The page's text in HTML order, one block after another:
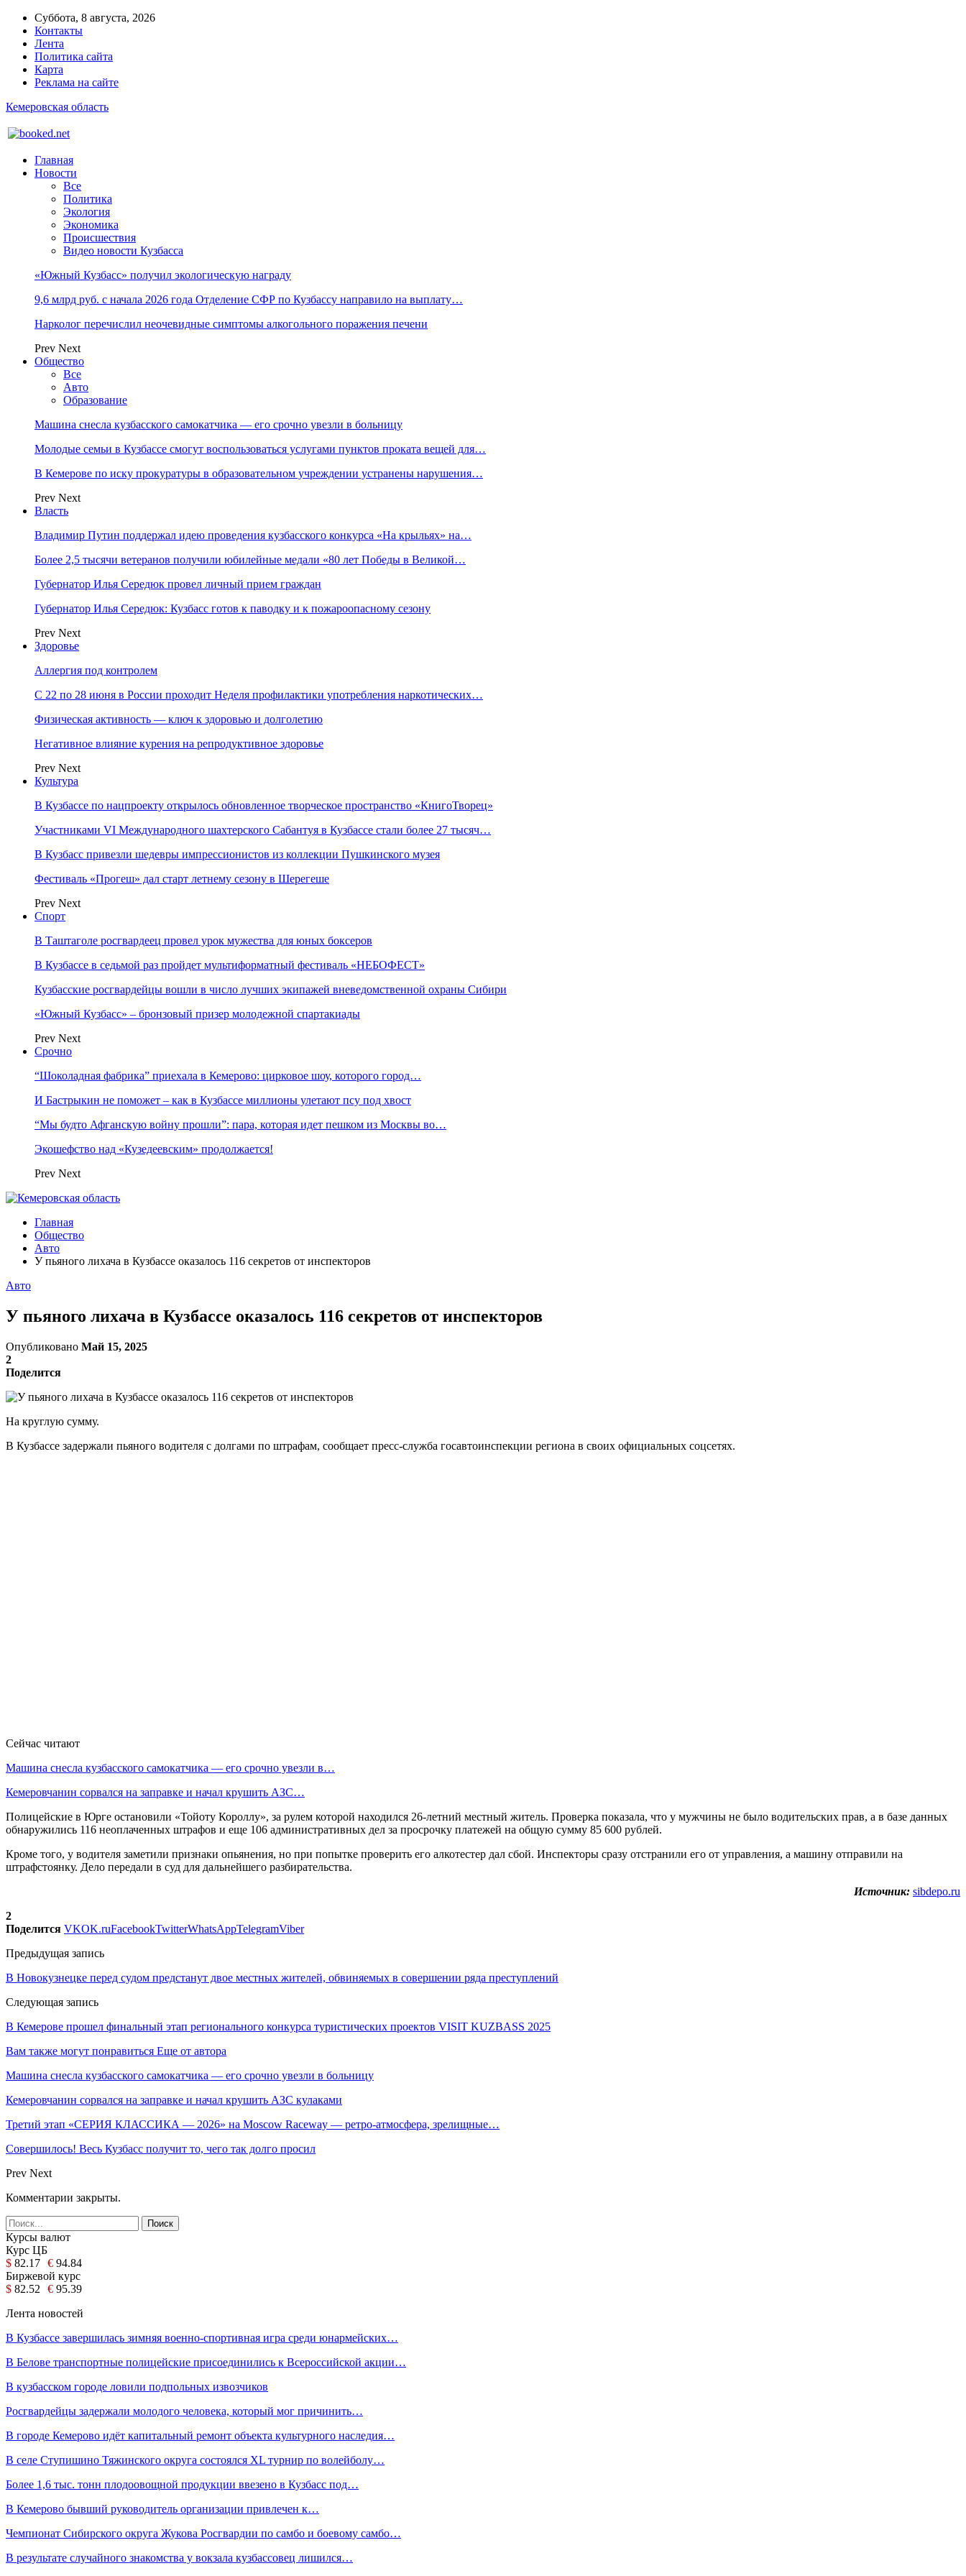
Суббота, 8 августа, 2026
Контакты
Лента
Политика сайта
Карта
Реклама на сайте
Кемеровская область
Главная
Новости
Все
Политика
Экология
Экономика
Происшествия
Видео новости Кузбасса
«Южный Кузбасс» получил экологическую награду
9,6 млрд руб. с начала 2026 года Отделение СФР по Кузбассу направило на выплату…
Нарколог перечислил неочевидные симптомы алкогольного поражения печени
Prev Next
Общество
Все
Авто
Образование
Машина снесла кузбасского самокатчика — его срочно увезли в больницу
Молодые семьи в Кузбассе смогут воспользоваться услугами пунктов проката вещей для…
В Кемерове по иску прокуратуры в образовательном учреждении устранены нарушения…
Prev Next
Власть
Владимир Путин поддержал идею проведения кузбасского конкурса «На крыльях» на…
Более 2,5 тысячи ветеранов получили юбилейные медали «80 лет Победы в Великой…
Губернатор Илья Середюк провел личный прием граждан
Губернатор Илья Середюк: Кузбасс готов к паводку и к пожароопасному сезону
Prev Next
Здоровье
Аллергия под контролем
С 22 по 28 июня в России проходит Неделя профилактики употребления наркотических…
Физическая активность — ключ к здоровью и долголетию
Негативное влияние курения на репродуктивное здоровье
Prev Next
Культура
В Кузбассе по нацпроекту открылось обновленное творческое пространство «КнигоТворец»
Участниками VI Международного шахтерского Сабантуя в Кузбассе стали более 27 тысяч…
В Кузбасс привезли шедевры импрессионистов из коллекции Пушкинского музея
Фестиваль «Прогеш» дал старт летнему сезону в Шерегеше
Prev Next
Спорт
В Таштаголе росгвардеец провел урок мужества для юных боксеров
В Кузбассе в седьмой раз пройдет мультиформатный фестиваль «НЕБОФЕСТ»
Кузбасские росгвардейцы вошли в число лучших экипажей вневедомственной охраны Сибири
«Южный Кузбасс» – бронзовый призер молодежной спартакиады
Prev Next
Срочно
“Шоколадная фабрика” приехала в Кемерово: цирковое шоу, которого город…
И Бастрыкин не поможет – как в Кузбассе миллионы улетают псу под хвост
“Мы будто Афганскую войну прошли”: пара, которая идет пешком из Москвы во…
Экошефство над «Кузедеевским» продолжается!
Prev Next
Главная
Общество
Авто
У пьяного лихача в Кузбассе оказалось 116 секретов от инспекторов
Авто
У пьяного лихача в Кузбассе оказалось 116 секретов от инспекторов
Опубликовано Май 15, 2025
2
Поделится
На круглую сумму.
В Кузбассе задержали пьяного водителя с долгами по штрафам, сообщает пресс-служба госавтоинспекции региона в своих официальных соцсетях.
Сейчас читают
Машина снесла кузбасского самокатчика — его срочно увезли в…
Кемеровчанин сорвался на заправке и начал крушить АЗС…
Полицейские в Юрге остановили «Тойоту Короллу», за рулем которой находился 26-летний местный житель. Проверка показала, что у мужчины не было водительских прав, а в базе данных
обнаружились 116 неоплаченных штрафов и еще 106 административных дел за просрочку платежей на общую сумму 85 600 рублей.
Кроме того, у водителя заметили признаки опьянения, но при попытке проверить его алкотестер дал сбой. Инспекторы сразу отстранили его от управления, а машину отправили на
штрафстоянку. Дело передали в суд для дальнейшего разбирательства.
Источник: sibdepo.ru
2
Поделится VKOK.ruFacebookTwitterWhatsAppTelegramViber
Предыдущая запись
В Новокузнецке перед судом предстанут двое местных жителей, обвиняемых в совершении ряда преступлений
Следующая запись
В Кемерове прошел финальный этап регионального конкурса туристических проектов VISIT KUZBASS 2025
Вам также могут понравиться Еще от автора
Машина снесла кузбасского самокатчика — его срочно увезли в больницу
Кемеровчанин сорвался на заправке и начал крушить АЗС кулаками
Третий этап «СЕРИЯ КЛАССИКА — 2026» на Moscow Raceway — ретро‑атмосфера, зрелищные…
Совершилось! Весь Кузбасс получит то, чего так долго просил
Prev Next
Комментарии закрыты.
Курсы валют
Курс ЦБ
$ 82.17 € 94.84
Биржевой курс
$ 82.52 € 95.39
Лента новостей
В Кузбассе завершилась зимняя военно-спортивная игра среди юнармейских…
В Белове транспортные полицейские присоединились к Всероссийской акции…
В кузбасском городе ловили подпольных извозчиков
Росгвардейцы задержали молодого человека, который мог причинить…
В городе Кемерово идёт капитальный ремонт объекта культурного наследия…
В селе Ступишино Тяжинского округа состоялся XL турнир по волейболу…
Более 1,6 тыс. тонн плодоовощной продукции ввезено в Кузбасс под…
В Кемерово бывший руководитель организации привлечен к…
Чемпионат Сибирского округа Жукова Росгвардии по самбо и боевому самбо…
В результате случайного знакомства у вокзала кузбассовец лишился…